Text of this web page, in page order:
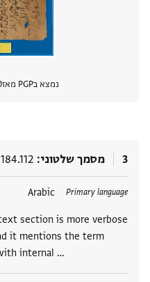
נמצא בPGP מאז
3 מסמך שלטוני
Primary language
Arabic
section is more verbose
it mentions the term
internal …
תגים